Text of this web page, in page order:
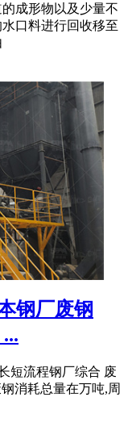
成形物以及少量不
口料进行回收移至
钢厂废钢
短流程钢厂综合 废
消耗总量在万吨,周